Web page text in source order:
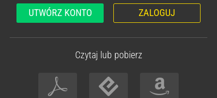
UTWÓRZ KONTO ZALOGUJ
Czytaj lub pobierz